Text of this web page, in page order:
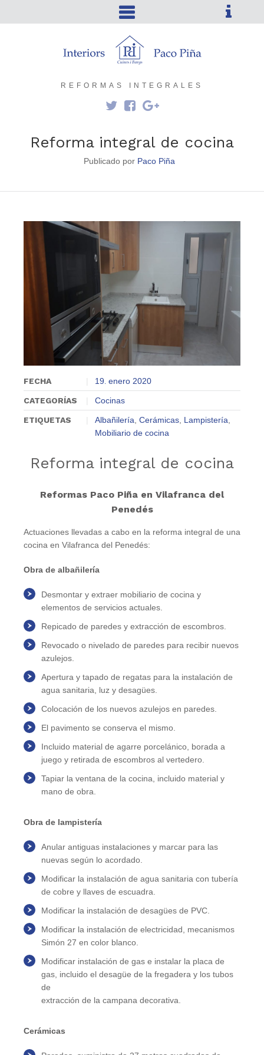
REFORMAS INTEGRALES
Reforma integral de cocina
Publicado por Paco Piña
FECHA 19. enero 2020
CATEGORÍAS Cocinas
ETIQUETAS Albañilería, Cerámicas, Lampistería,
Mobiliario de cocina
Reforma integral de cocina
Reformas Paco Piña en Vilafranca del
Penedés
Actuaciones llevadas a cabo en la reforma integral de una
cocina en Vilafranca del Penedés:
Obra de albañilería
Desmontar y extraer mobiliario de cocina y
elementos de servicios actuales.
Repicado de paredes y extracción de escombros.
Revocado o nivelado de paredes para recibir nuevos
azulejos.
Apertura y tapado de regatas para la instalación de
agua sanitaria, luz y desagües.
Colocación de los nuevos azulejos en paredes.
El pavimento se conserva el mismo.
Incluido material de agarre porcelánico, borada a
juego y retirada de escombros al vertedero.
Tapiar la ventana de la cocina, incluido material y
mano de obra.
Obra de lampistería
Anular antiguas instalaciones y marcar para las
nuevas según lo acordado.
Modificar la instalación de agua sanitaria con tubería
de cobre y llaves de escuadra.
Modificar la instalación de desagües de PVC.
Modificar la instalación de electricidad, mecanismos
Simón 27 en color blanco.
Modificar instalación de gas e instalar la placa de
gas, incluido el desagüe de la fregadera y los tubos
de
extracción de la campana decorativa.
Cerámicas